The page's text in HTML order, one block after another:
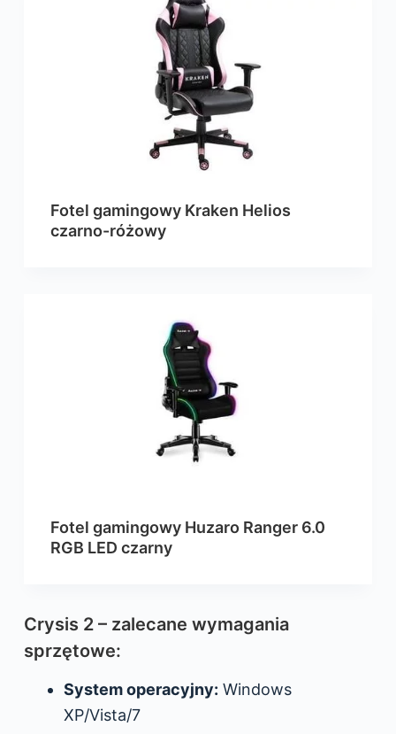
Fotel gamingowy Kraken Helios
czarno-różowy
Fotel gamingowy Huzaro Ranger 6.0
RGB LED czarny
Crysis 2 – zalecane wymagania
sprzętowe:
System operacyjny: Windows
XP/Vista/7